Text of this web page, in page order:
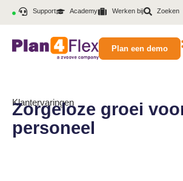
Support Academy Werken bij Zoeken
Plan een demo
Klantervaringen
Zorgeloze groei
personeel